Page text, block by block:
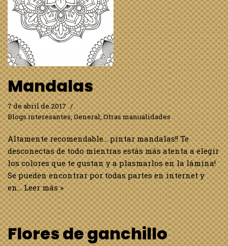
Mandalas
7 de abril de 2017
Blogs interesantes,General,Otras manualidades
Altamente recomendable… pintar mandalas!! Te
desconectas de todo mientras estás más atenta a elegir
los colores que te gustan y a plasmarlos en la lámina!
Se pueden encontrar por todas partes en internet y
en…Leer más »
Flores de ganchillo